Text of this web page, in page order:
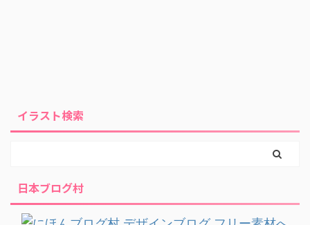
イラスト検索
日本ブログ村